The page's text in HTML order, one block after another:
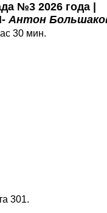
№3 2026 года
Антон
30 мин.
301.